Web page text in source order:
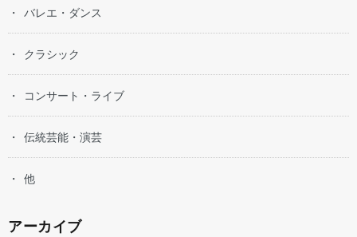
バレエ・ダンス
クラシック
コンサート・ライブ
伝統芸能・演芸
他
アーカイブ